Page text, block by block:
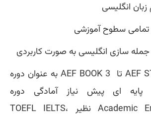
انگلیسی
تمامی سطوح آموزشی
جمله سازی انگلیسی به صورت کاربردی
AEF تا AEF BOOK 3 به عنوان دوره
ای پیش نیاز آمادگی دوره
Academic نظیر IELTS، TOEFL